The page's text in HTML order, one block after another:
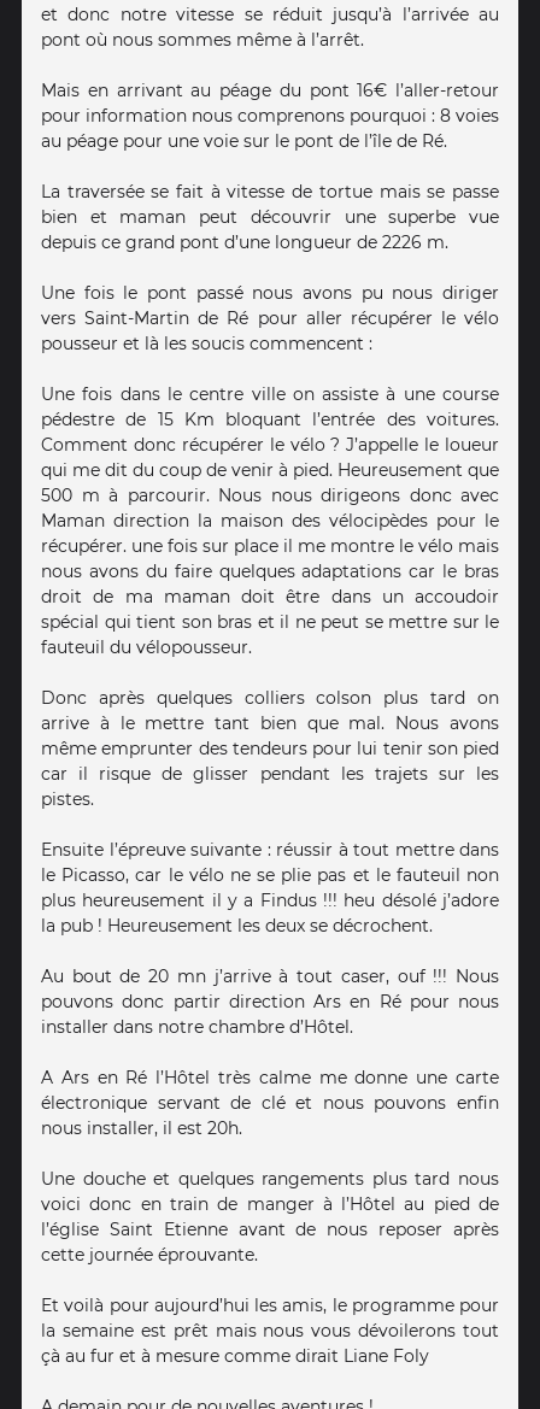
et donc notre vitesse se réduit jusqu’à l’arrivée au
pont où nous sommes même à l’arrêt.
Mais en arrivant au péage du pont 16€ l’aller-retour
pour information nous comprenons pourquoi : 8 voies
au péage pour une voie sur le pont de l’île de Ré.
La traversée se fait à vitesse de tortue mais se passe
bien et maman peut découvrir une superbe vue
depuis ce grand pont d’une longueur de 2226 m.
Une fois le pont passé nous avons pu nous diriger
vers Saint-Martin de Ré pour aller récupérer le vélo
pousseur et là les soucis commencent :
Une fois dans le centre ville on assiste à une course
pédestre de 15 Km bloquant l’entrée des voitures.
Comment donc récupérer le vélo ? J’appelle le loueur
qui me dit du coup de venir à pied. Heureusement que
500 m à parcourir. Nous nous dirigeons donc avec
Maman direction la maison des vélocipèdes pour le
récupérer. une fois sur place il me montre le vélo mais
nous avons du faire quelques adaptations car le bras
droit de ma maman doit être dans un accoudoir
spécial qui tient son bras et il ne peut se mettre sur le
fauteuil du vélopousseur.
Donc après quelques colliers colson plus tard on
arrive à le mettre tant bien que mal. Nous avons
même emprunter des tendeurs pour lui tenir son pied
car il risque de glisser pendant les trajets sur les
pistes.
Ensuite l’épreuve suivante : réussir à tout mettre dans
le Picasso, car le vélo ne se plie pas et le fauteuil non
plus heureusement il y a Findus !!! heu désolé j’adore
la pub ! Heureusement les deux se décrochent.
Au bout de 20 mn j’arrive à tout caser, ouf !!! Nous
pouvons donc partir direction Ars en Ré pour nous
installer dans notre chambre d’Hôtel.
A Ars en Ré l’Hôtel très calme me donne une carte
électronique servant de clé et nous pouvons enfin
nous installer, il est 20h.
Une douche et quelques rangements plus tard nous
voici donc en train de manger à l’Hôtel au pied de
l’église Saint Etienne avant de nous reposer après
cette journée éprouvante.
Et voilà pour aujourd’hui les amis, le programme pour
la semaine est prêt mais nous vous dévoilerons tout
çà au fur et à mesure comme dirait Liane Foly